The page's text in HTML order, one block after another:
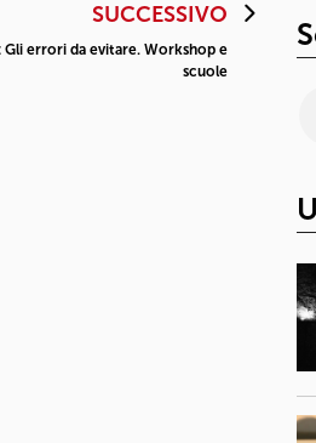
SUCCESSIVO
errori da evitare. Workshop e
scuole